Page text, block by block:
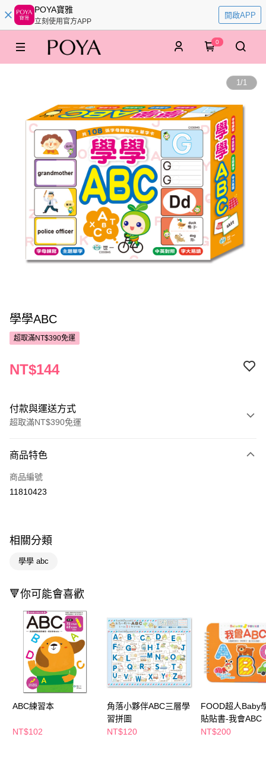
POYA寶雅
立刻使用官方APP
開啟APP
0
1/1
學學ABC
超取滿NT$390免運
NT$144
付款與運送方式
超取滿NT$390免運
POYA支付
信用卡一次付款
悠遊付
Google Pay
AFTEE先享後付
相關說明
【關於「AFTEE先享後付」】
AFTEE先享後付是「在收到商品之後才付款」的支付方式。 讓您購物簡單
便利好安心！
２．便利：只要手機號碼，簡訊認證，即可結帳。
３．安心：先確認商品／服務後，再付款。
即享券
運送方式
商品特色
商品編號
11810423
相關分類
學學 abc
🔻你可能會喜歡
ABC練習本
NT$102
角落小夥伴ABC三層學
習拼圖
NT$120
FOOD超人Baby
貼貼書-我會ABC
NT$200